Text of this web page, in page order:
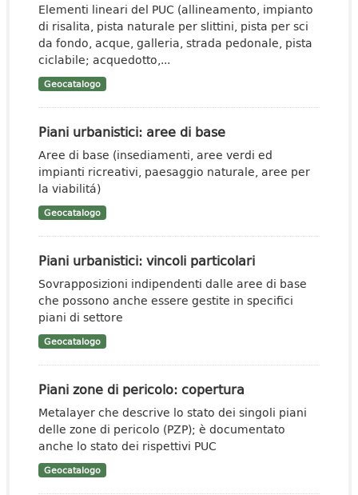
Elementi lineari del PUC (allineamento, impianto
di risalita, pista naturale per slittini, pista per sci
da fondo, acque, galleria, strada pedonale, pista
ciclabile; acquedotto,...
Geocatalogo
Piani urbanistici: aree di base
Aree di base (insediamenti, aree verdi ed
impianti ricreativi, paesaggio naturale, aree per
la viabilitá)
Geocatalogo
Piani urbanistici: vincoli particolari
Sovrapposizioni indipendenti dalle aree di base
che possono anche essere gestite in specifici
piani di settore
Geocatalogo
Piani zone di pericolo: copertura
Metalayer che descrive lo stato dei singoli piani
delle zone di pericolo (PZP); è documentato
anche lo stato dei rispettivi PUC
Geocatalogo